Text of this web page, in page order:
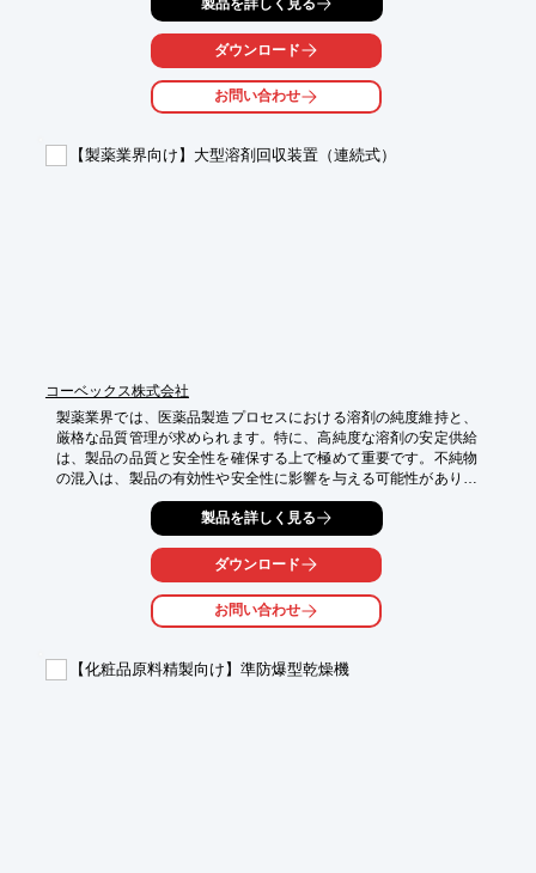
した性能を提供します。
【活用シーン】
・安定した流量供給による抽出効率の向上
ダウンロード
お問い合わせ
【製薬業界向け】大型溶剤回収装置（連続式）
コーベックス株式会社
製薬業界では、医薬品製造プロセスにおける溶剤の純度維持と、
厳格な品質管理が求められます。特に、高純度な溶剤の安定供給
は、製品の品質と安全性を確保する上で極めて重要です。不純物
の混入は、製品の有効性や安全性に影響を与える可能性があり、
厳密な管理が必要です。当社の大型溶剤回収装置（連続式）は、
このような製薬現場の高度な要求に応え、安定した溶剤回収を実
【活用シーン】
・医薬品原薬製造における溶剤回収
・中間体製造プロセスでの溶剤リサイクル
【導入の効果】
製品を詳しく見る
ダウンロード
お問い合わせ
【化粧品原料精製向け】準防爆型乾燥機